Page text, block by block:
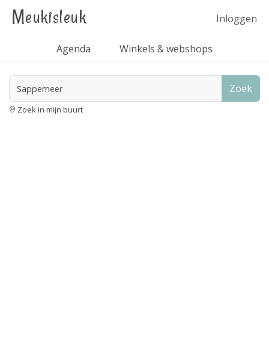
Meukisleuk Inloggen
Agenda Winkels & webshops
Zoek
Zoek in mijn buurt